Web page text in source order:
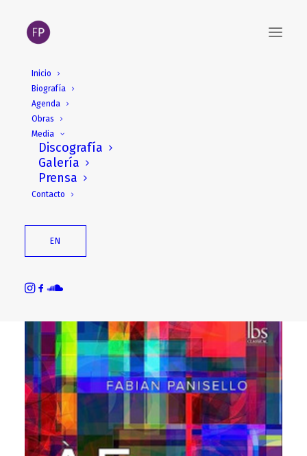
Inicio
Biografía
Agenda
Obras
Media
Discografía
Galería
Prensa
Contacto
EN